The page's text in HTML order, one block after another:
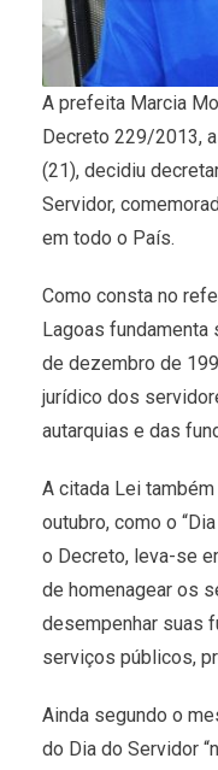
A prefeita Marcia
Decreto 229/2013,
(21), decidiu
Servidor,
em todo o País.
Como consta no
Lagoas fundamenta
de dezembro de
jurídico dos
autarquias e das
A citada Lei
outubro, como o
o Decreto, leva-se
de homenagear os
desempenhar suas
serviços públicos,
Ainda segundo o
do Dia do Servidor